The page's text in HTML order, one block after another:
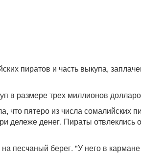
пиратов и часть выкупа,
в размере трех миллионов
пятеро из числа сомалийских
дележе денег. Пираты отвлеклись
песчаный берег. "У него в